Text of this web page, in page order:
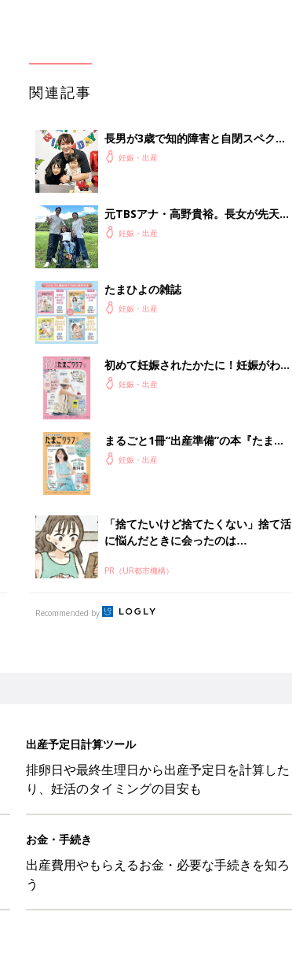
関連記事
長男が3歳で知的障害と自閉スペクト
ラム症と診断｡発達が後退して｢パパと
妊娠・出産
元TBSアナ・高野貴裕。長女が先天性
ミオパチーと診断。「どうしてうちの
妊娠・出産
たまひよの雑誌
妊娠・出産
初めて妊娠されたかたに！妊娠がわか
ったら最初に読む本『初めてのたまご
妊娠・出産
まるごと1冊“出産準備”の本『たまご
クラブ 夏号』〈スペシャル大特集〉
妊娠・出産
「捨てたいけど捨てたくない」捨て活
に悩んだときに会ったのは…
PR（UR都市機構）
Recommended by
出産予定日計算ツール
排卵日や最終生理日から出産予定日を計算した
り、妊活のタイミングの目安も
お金・手続き
出産費用やもらえるお金・必要な手続きを知ろ
う